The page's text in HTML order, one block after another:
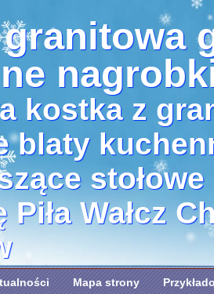
kostka z
blaty
Wałcz
Mapa strony